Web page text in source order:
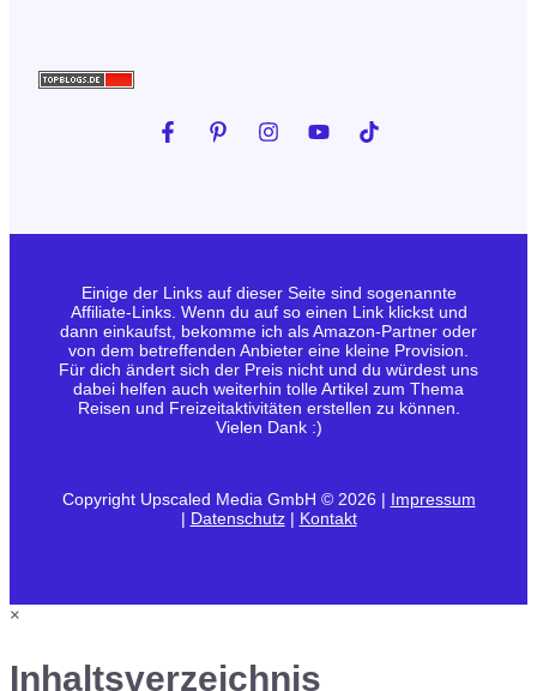
Einige der Links auf dieser Seite sind sogenannte
Affiliate-Links. Wenn du auf so einen Link klickst und
dann einkaufst, bekomme ich als Amazon-Partner oder
von dem betreffenden Anbieter eine kleine Provision.
Für dich ändert sich der Preis nicht und du würdest uns
dabei helfen auch weiterhin tolle Artikel zum Thema
Reisen und Freizeitaktivitäten erstellen zu können.
Vielen Dank :)
Copyright Upscaled Media GmbH © 2026 | Impressum
| Datenschutz| Kontakt
×
Inhaltsverzeichnis